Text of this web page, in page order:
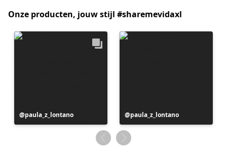
Onze producten, jouw stijl #sharemevidaxl
Bericht
gepubliceerd
paula_z_lontano
Bericht
gepubliceerd
door
paula_z_lontano